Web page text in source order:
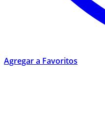
Agregar a Favoritos